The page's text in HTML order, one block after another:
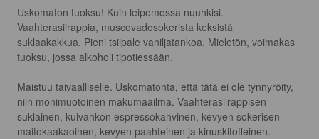
Uskomaton tuoksu! Kuin leipomossa nuuhkisi.
Vaahterasiirappia, muscovadosokerista keksistä
suklaakakkua. Pieni tsiipale vaniljatankoa. Mieletön, voimakas
tuoksu, jossa alkoholi tipotiessään.
Maistuu taivaalliselle. Uskomatonta, että tätä ei ole tynnyröity,
niin monimuotoinen makumaailma. Vaahterasiirappisen
suklainen, kuivahkon espressokahvinen, kevyen sokerisen
maitokaakaoinen, kevyen paahteinen ja kinuskitoffeinen.